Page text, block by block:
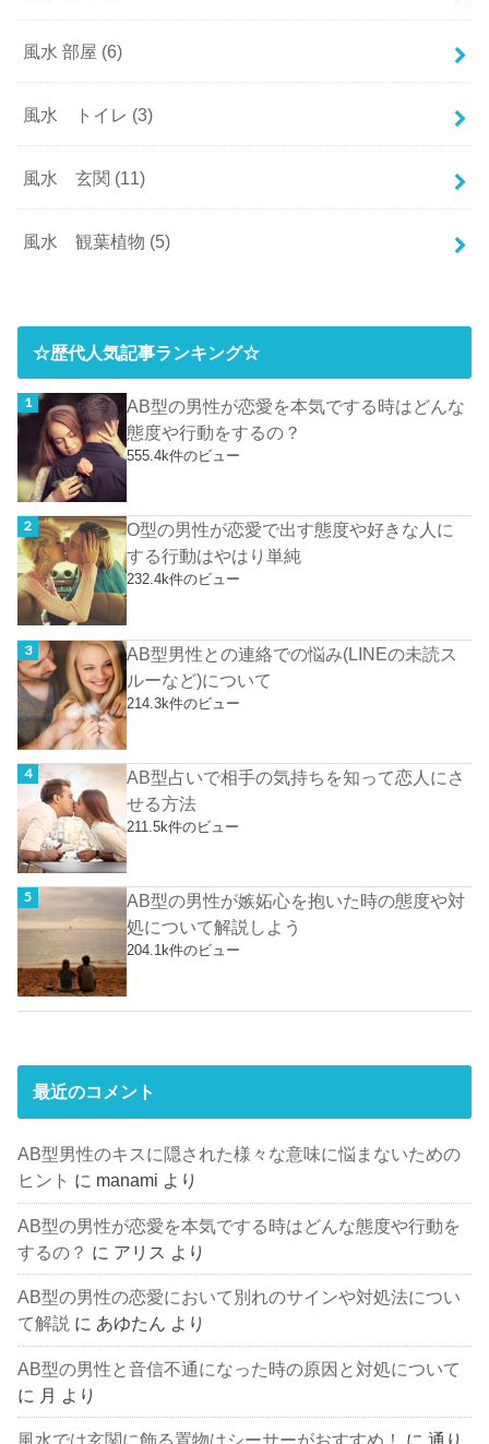
風水 部屋 (6)
風水 トイレ (3)
風水 玄関 (11)
風水 観葉植物 (5)
☆歴代人気記事ランキング☆
AB型の男性が恋愛を本気でする時はどんな
態度や行動をするの？
555.4k件のビュー
O型の男性が恋愛で出す態度や好きな人に
する行動はやはり単純
232.4k件のビュー
AB型男性との連絡での悩み(LINEの未読ス
ルーなど)について
214.3k件のビュー
AB型占いで相手の気持ちを知って恋人にさ
せる方法
211.5k件のビュー
AB型の男性が嫉妬心を抱いた時の態度や対
処について解説しよう
204.1k件のビュー
最近のコメント
AB型男性のキスに隠された様々な意味に悩まないための
ヒント に manami より
AB型の男性が恋愛を本気でする時はどんな態度や行動を
するの？ に アリス より
AB型の男性の恋愛において別れのサインや対処法につい
て解説 に あゆたん より
AB型の男性と音信不通になった時の原因と対処について
に 月 より
風水では玄関に飾る置物はシーサーがおすすめ！ に通り